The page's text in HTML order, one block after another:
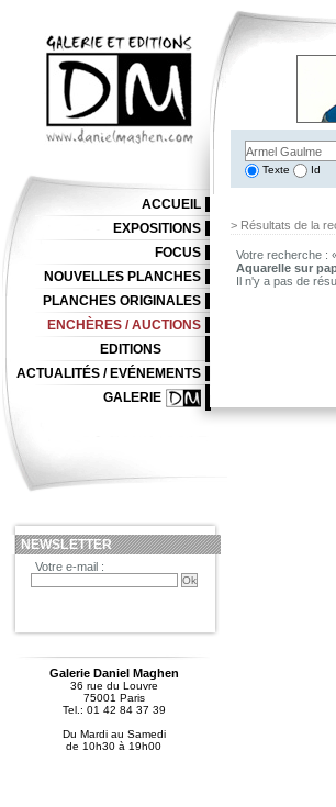
Texte Id
> Résultats de la
Votre recherche :
Aquarelle sur
Il n'y a pas de
ACCUEIL
EXPOSITIONS
FOCUS
NOUVELLES PLANCHES
PLANCHES ORIGINALES
ENCHÈRES / AUCTIONS
EDITIONS
ACTUALITÉS / EVÉNEMENTS
GALERIE
NEWSLETTER
Votre e-mail :
Galerie Daniel Maghen
36 rue du Louvre
75001 Paris
Tel.: 01 42 84 37 39
Du Mardi au Samedi
de 10h30 à 19h00